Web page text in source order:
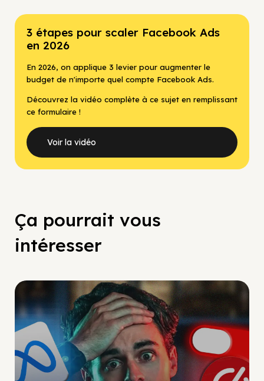
3 étapes pour scaler Facebook Ads
en 2026
En 2026, on applique 3 levier pour augmenter le
budget de n'importe quel compte Facebook Ads.
Découvrez la vidéo complète à ce sujet en remplissant
ce formulaire !
Voir la vidéo
Ça pourrait vous
intéresser
Social Scaling